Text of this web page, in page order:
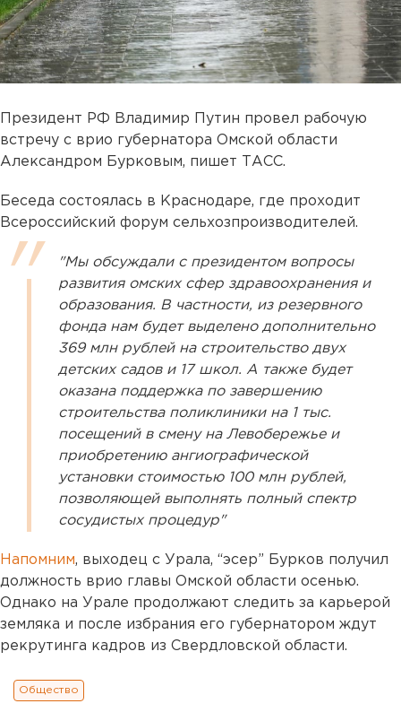
Президент РФ Владимир Путин провел рабочую
встречу с врио губернатора Омской области
Александром Бурковым, пишет ТАСС.
Беседа состоялась в Краснодаре, где проходит
Всероссийский форум сельхозпроизводителей.
"Мы обсуждали с президентом вопросы
развития омских сфер здравоохранения и
образования. В частности, из резервного
фонда нам будет выделено дополнительно
369 млн рублей на строительство двух
детских садов и 17 школ. А также будет
оказана поддержка по завершению
строительства поликлиники на 1 тыс.
посещений в смену на Левобережье и
приобретению ангиографической
установки стоимостью 100 млн рублей,
позволяющей выполнять полный спектр
сосудистых процедур"
Напомним, выходец с Урала, “эсер” Бурков получил
должность врио главы Омской области осенью.
Однако на Урале продолжают следить за карьерой
земляка и после избрания его губернатором ждут
рекрутинга кадров из Свердловской области.
Общество